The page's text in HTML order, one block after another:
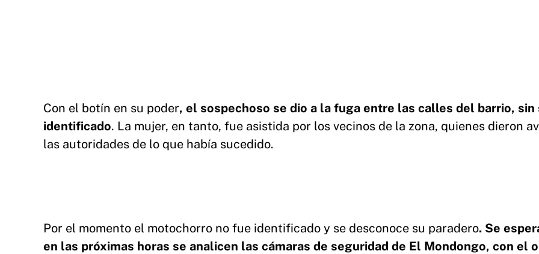
Con el botín en su poder, el sospechoso se dio a la fuga entre las calles del barrio, sin
identificado. La mujer, en tanto, fue asistida por los vecinos de la zona, quienes dieron
las autoridades de lo que había sucedido.
Por el momento el motochorro no fue identificado y se desconoce su paradero. Se
en las próximas horas se analicen las cámaras de seguridad de El Mondongo, con el